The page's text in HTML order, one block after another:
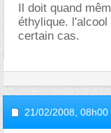
Il doit quand
éthylique. l'alcool
certain cas.
21/02/2008, 08h00